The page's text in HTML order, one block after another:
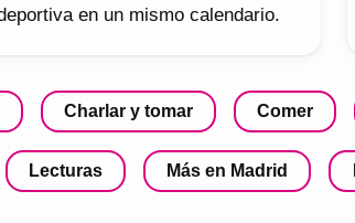
en un mismo calendario.
Charlar y tomar Comer
Lecturas Más en Madrid